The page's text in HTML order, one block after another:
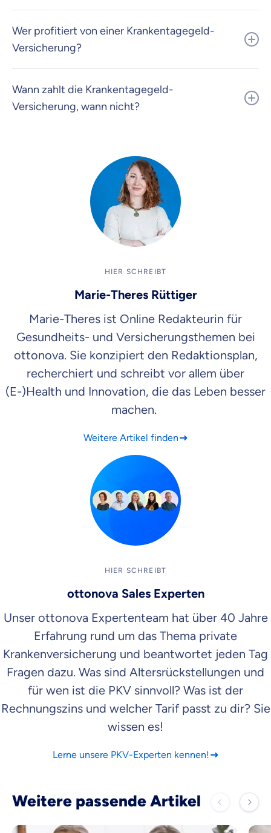
Wer profitiert von einer Krankentagegeld-
Versicherung?
Wann zahlt die Krankentagegeld-
Versicherung, wann nicht?
HIER SCHREIBT
Marie-Theres Rüttiger
Marie-Theres ist Online Redakteurin für
Gesundheits- und Versicherungsthemen bei
ottonova. Sie konzipiert den Redaktionsplan,
recherchiert und schreibt vor allem über
(E-)Health und Innovation, die das Leben besser
machen.
Weitere Artikel finden
HIER SCHREIBT
ottonova Sales Experten
Unser ottonova Expertenteam hat über 40 Jahre
Erfahrung rund um das Thema private
Krankenversicherung und beantwortet jeden Tag
Fragen dazu. Was sind Altersrückstellungen und
für wen ist die PKV sinnvoll? Was ist der
Rechnungszins und welcher Tarif passt zu dir? Sie
wissen es!
Lerne unsere PKV-Experten kennen!
Weitere passende Artikel